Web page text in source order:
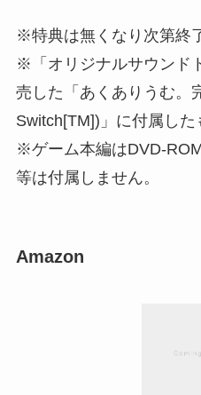
※特典は無くなり次第終
※「オリジナルサウンド
売した「あくありうむ。
Switch[TM])」に付属した
※ゲーム本編はDVD-
等は付属しません。
Amazon